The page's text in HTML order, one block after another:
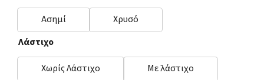
Ασημί
Χρυσό
Λάστιχο
Χωρίς Λάστιχο
Με λάστιχο